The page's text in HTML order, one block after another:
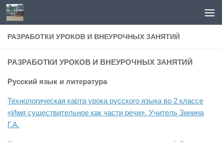
Перейти к содержимому
РАЗРАБОТКИ УРОКОВ И ВНЕУРОЧНЫХ ЗАНЯТИЙ
РАЗРАБОТКИ УРОКОВ И ВНЕУРОЧНЫХ ЗАНЯТИЙ
Русский язык и литература
Технологическая карта урока русского языка во 2 классе
«Имя существительное как части речи». Учитель Зинина
Г.А.